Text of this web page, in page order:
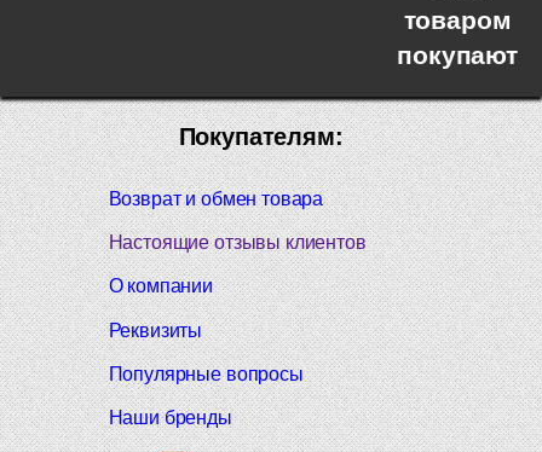
товаром
покупают
Покупателям:
Возврат и обмен товара
Настоящие отзывы клиентов
О компании
Реквизиты
Популярные вопросы
Наши бренды